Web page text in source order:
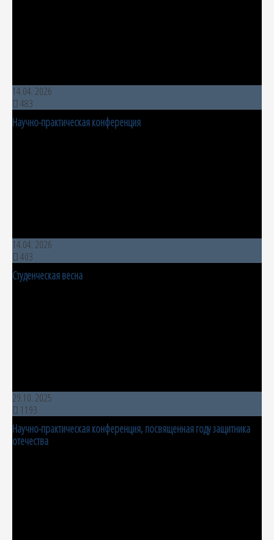
14.04. 2026
483
Научно-практическая конференция
14.04. 2026
403
Студенческая весна
29.10. 2025
1193
Научно-практическая конференция, посвященная году защитника
отечества